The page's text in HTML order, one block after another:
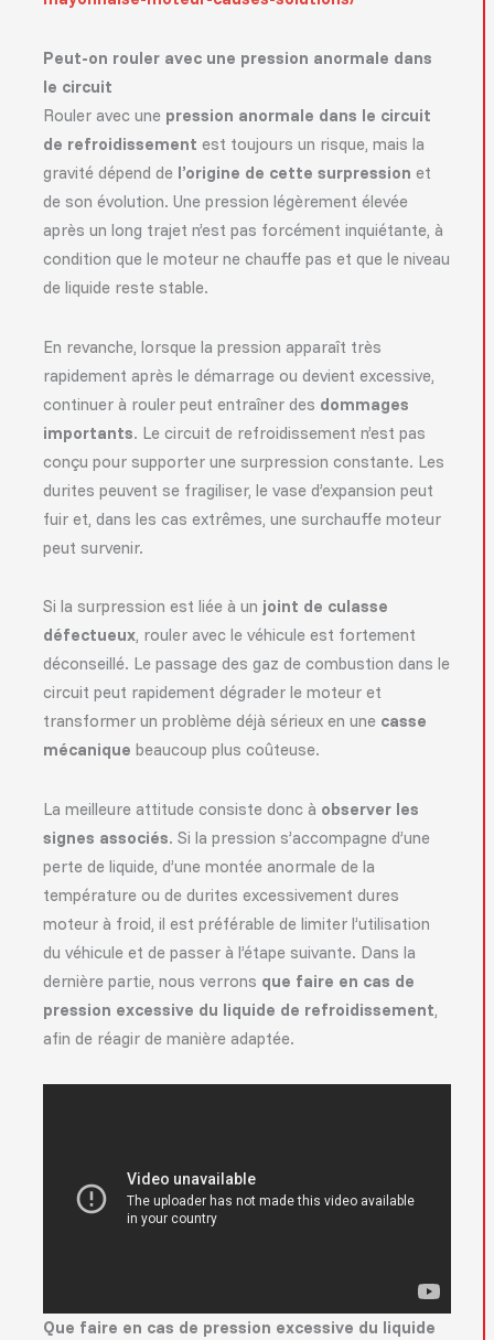
Peut-on rouler avec une pression anormale dans
le circuit
Rouler avec une pression anormale dans le circuit
de refroidissement est toujours un risque, mais la
gravité dépend de l’origine de cette surpression et
de son évolution. Une pression légèrement élevée
après un long trajet n’est pas forcément inquiétante, à
condition que le moteur ne chauffe pas et que le niveau
de liquide reste stable.
En revanche, lorsque la pression apparaît très
rapidement après le démarrage ou devient excessive,
continuer à rouler peut entraîner des dommages
importants. Le circuit de refroidissement n’est pas
conçu pour supporter une surpression constante. Les
durites peuvent se fragiliser, le vase d’expansion peut
fuir et, dans les cas extrêmes, une surchauffe moteur
peut survenir.
Si la surpression est liée à un joint de culasse
défectueux, rouler avec le véhicule est fortement
déconseillé. Le passage des gaz de combustion dans le
circuit peut rapidement dégrader le moteur et
transformer un problème déjà sérieux en une casse
mécanique beaucoup plus coûteuse.
La meilleure attitude consiste donc à observer les
signes associés. Si la pression s’accompagne d’une
perte de liquide, d’une montée anormale de la
température ou de durites excessivement dures
moteur à froid, il est préférable de limiter l’utilisation
du véhicule et de passer à l’étape suivante. Dans la
dernière partie, nous verrons que faire en cas de
pression excessive du liquide de refroidissement,
afin de réagir de manière adaptée.
Que faire en cas de pression excessive du liquide